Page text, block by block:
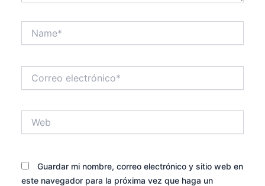
electrónico*
Guardar mi nombre, correo electrónico y sitio web en
este navegador para la próxima vez que haga un